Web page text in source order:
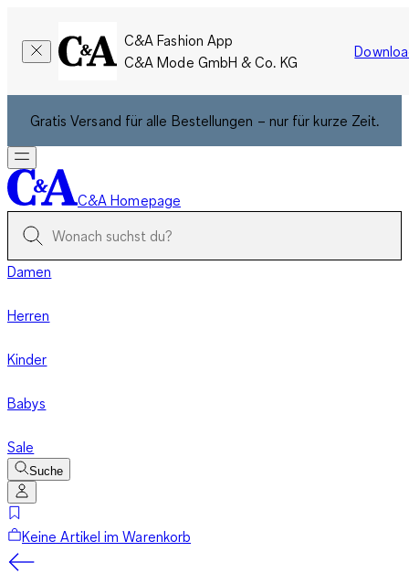
C&A Fashion App
C&A Mode GmbH & Co. KG
Gratis Versand für alle Bestellungen – nur für kurze Zeit.
C&A Homepage
Damen
Herren
Kinder
Babys
Sale
Suche
Keine Artikel im Warenkorb